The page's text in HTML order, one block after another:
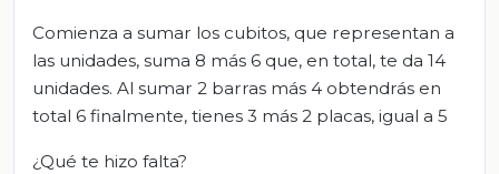
Comienza a sumar los cubitos, que representan a
las unidades, suma 8 más 6 que, en total, te da 14
unidades. Al sumar 2 barras más 4 obtendrás en
total 6 finalmente, tienes 3 más 2 placas, igual a 5
¿Qué te hizo falta?